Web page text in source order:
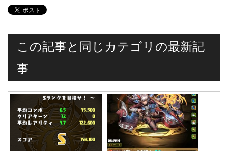
この記事と同じカテゴリの最新記
事